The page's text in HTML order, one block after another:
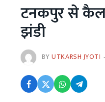
टनकपुर से
झंडी
BYUTKARSH JYOTI